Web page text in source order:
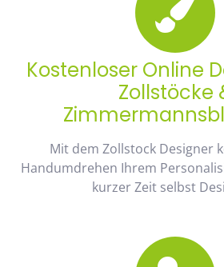
Kostenloser Online
Zollstöcke
Mit dem Zollstock Designer
Handumdrehen Ihrem
kurzer Zeit selbst